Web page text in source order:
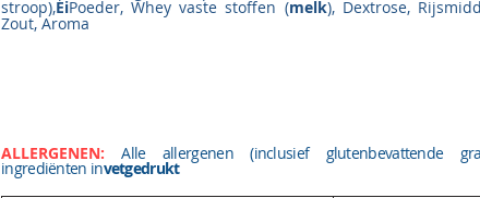
stroop),EiPoeder, Whey vaste stoffen (melk), Dextrose,
Zout, Aroma
ALLERGENEN: Alle allergenen (inclusief glutenbevattende
ingrediënten invetgedrukt